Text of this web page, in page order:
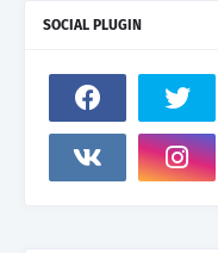
SOCIAL PLUGIN